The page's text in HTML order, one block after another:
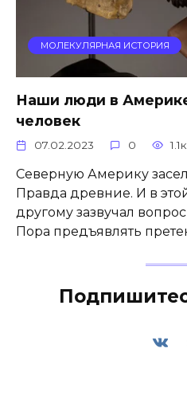
МОЛЕКУЛЯРНАЯ ИСТОРИЯ
Наши люди в
человек
07.02.2023 0 1.1к.
Северную Америку
Правда древние. И в
другому зазвучал
Пора предъявлять